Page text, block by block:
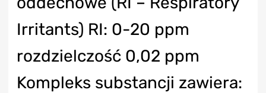
Irritants) RI: 0-20 ppm
rozdzielczość 0,02 ppm
Kompleks substancji zawiera: